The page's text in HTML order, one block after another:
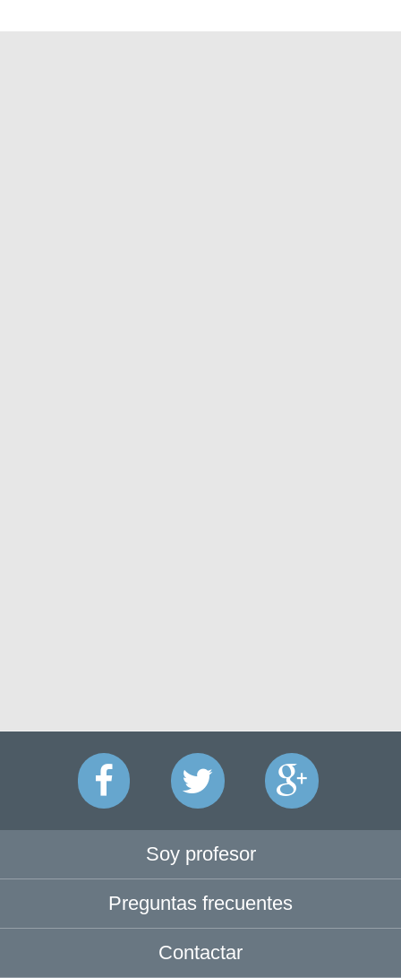
Soy profesor
Preguntas frecuentes
Contactar